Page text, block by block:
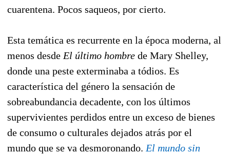
cuarentena. Pocos saqueos, por cierto.
Esta temática es recurrente en la época moderna, al
menos desde El último hombre de Mary Shelley,
donde una peste exterminaba a tódios. Es
característica del género la sensación de
sobreabundancia decadente, con los últimos
supervivientes perdidos entre un exceso de bienes
de consumo o culturales dejados atrás por el
mundo que se va desmoronando. El mundo sin